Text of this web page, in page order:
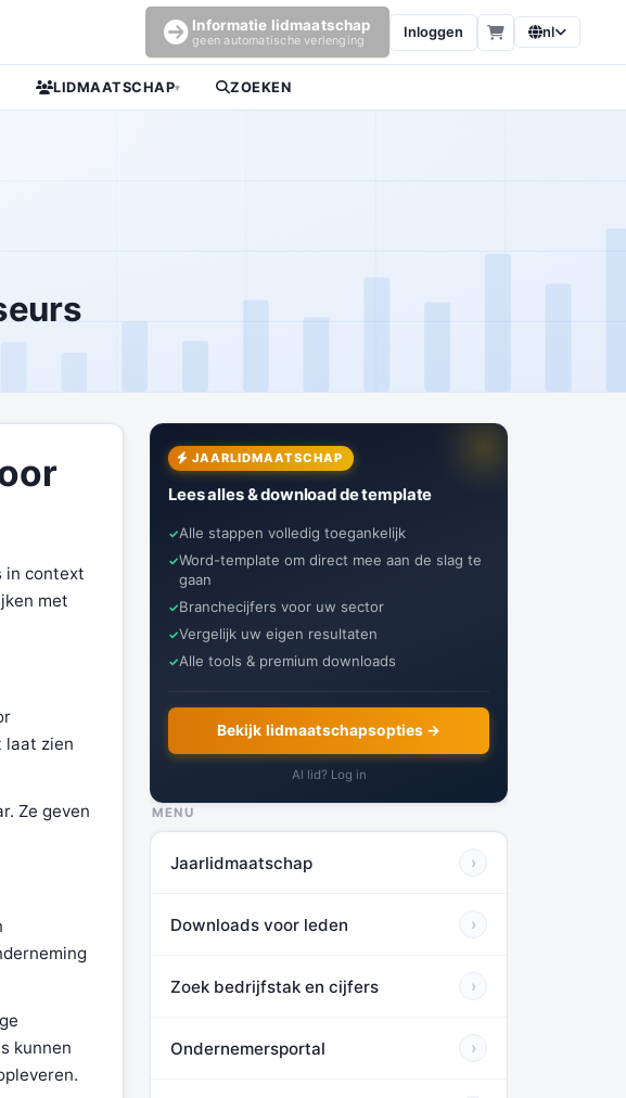
Informatie lidmaatschap
geen automatische verlenging
Inloggen nl
LIDMAATSCHAP▾ ZOEKEN
in context
met
laat zien
Ze geven
kunnen
JAARLIDMAATSCHAP
Lees alles & download de template
Alle stappen volledig toegankelijk
Word-template om direct mee aan de slag te
gaan
Branchecijfers voor uw sector
Vergelijk uw eigen resultaten
Alle tools & premium downloads
Bekijk lidmaatschapsopties →
Al lid? Log in
MENU
Jaarlidmaatschap ›
Downloads voor leden ›
Zoek bedrijfstak en cijfers ›
Ondernemersportal ›